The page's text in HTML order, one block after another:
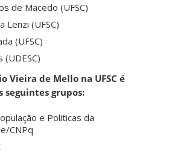
de Macedo (UFSC)
Lenzi (UFSC)
(UFSC)
(UDESC)
Vieira de Mello na UFSC é
seguintes grupos:
e Politicas da
CNPq